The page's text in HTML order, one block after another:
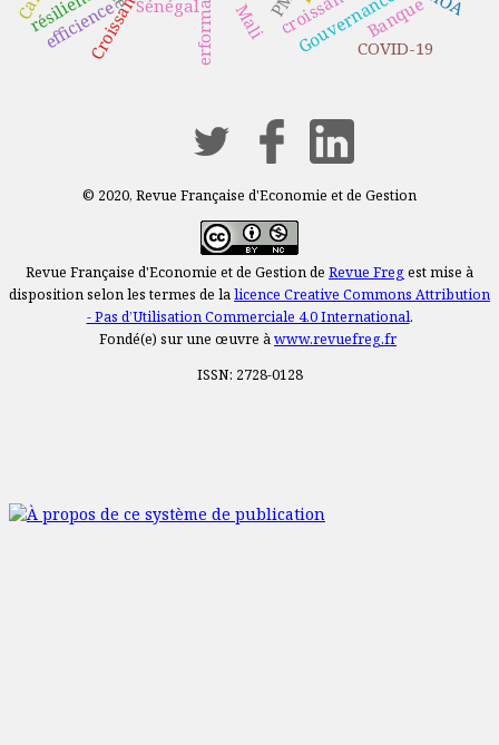
performance Mali Gouvernance
Sénégal Banque
COVID-19
efficience
© 2020, Revue Française d'Economie et de Gestion
Revue Française d'Economie et de Gestion de Revue Fregest mise à
disposition selon les termes de lalicence Creative Commons Attribution
- Pas d’Utilisation Commerciale 4.0 International.
Fondé(e) sur une œuvre àwww.revuefreg.fr
ISSN: 2728-0128